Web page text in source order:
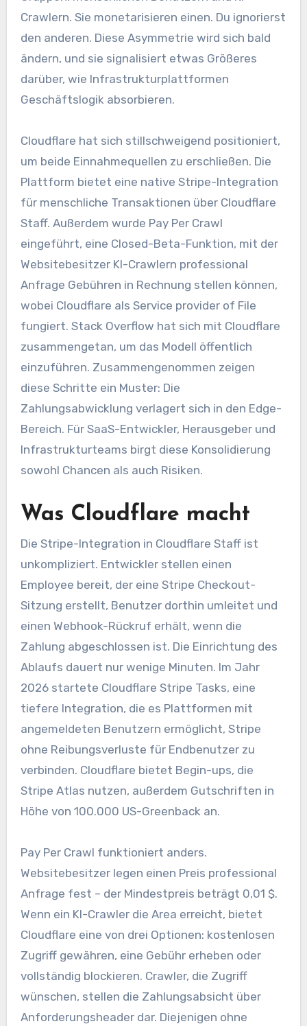
Crawlern. Sie monetarisieren einen. Du ignorierst
den anderen. Diese Asymmetrie wird sich bald
ändern, und sie signalisiert etwas Größeres
darüber, wie Infrastrukturplattformen
Geschäftslogik absorbieren.
Cloudflare hat sich stillschweigend positioniert,
um beide Einnahmequellen zu erschließen. Die
Plattform bietet eine native Stripe-Integration
für menschliche Transaktionen über Cloudflare
Staff. Außerdem wurde Pay Per Crawl
eingeführt, eine Closed-Beta-Funktion, mit der
Websitebesitzer KI-Crawlern professional
Anfrage Gebühren in Rechnung stellen können,
wobei Cloudflare als Service provider of File
fungiert. Stack Overflow hat sich mit Cloudflare
zusammengetan, um das Modell öffentlich
einzuführen. Zusammengenommen zeigen
diese Schritte ein Muster: Die
Zahlungsabwicklung verlagert sich in den Edge-
Bereich. Für SaaS-Entwickler, Herausgeber und
Infrastrukturteams birgt diese Konsolidierung
sowohl Chancen als auch Risiken.
Was Cloudflare macht
Die Stripe-Integration in Cloudflare Staff ist
unkompliziert. Entwickler stellen einen
Employee bereit, der eine Stripe Checkout-
Sitzung erstellt, Benutzer dorthin umleitet und
einen Webhook-Rückruf erhält, wenn die
Zahlung abgeschlossen ist. Die Einrichtung des
Ablaufs dauert nur wenige Minuten. Im Jahr
2026 startete Cloudflare Stripe Tasks, eine
tiefere Integration, die es Plattformen mit
angemeldeten Benutzern ermöglicht, Stripe
ohne Reibungsverluste für Endbenutzer zu
verbinden. Cloudflare bietet Begin-ups, die
Stripe Atlas nutzen, außerdem Gutschriften in
Höhe von 100.000 US-Greenback an.
Pay Per Crawl funktioniert anders.
Websitebesitzer legen einen Preis professional
Anfrage fest – der Mindestpreis beträgt 0,01 $.
Wenn ein KI-Crawler die Area erreicht, bietet
Cloudflare eine von drei Optionen: kostenlosen
Zugriff gewähren, eine Gebühr erheben oder
vollständig blockieren. Crawler, die Zugriff
wünschen, stellen die Zahlungsabsicht über
Anforderungsheader dar. Diejenigen ohne